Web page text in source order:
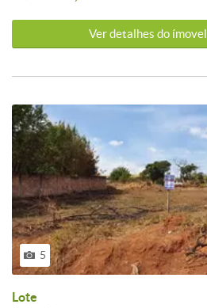
Ver detalhes do ímovel
5
Lote